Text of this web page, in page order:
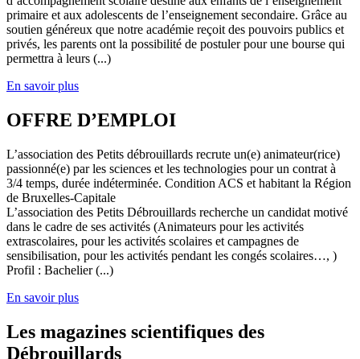
primaire et aux adolescents de l’enseignement secondaire. Grâce au
soutien généreux que notre académie reçoit des pouvoirs publics et
privés, les parents ont la possibilité de postuler pour une bourse qui
permettra à leurs (...)
En savoir plus
OFFRE D’EMPLOI
L’association des Petits débrouillards recrute un(e) animateur(rice)
passionné(e) par les sciences et les technologies pour un contrat à
3/4 temps, durée indéterminée. Condition ACS et habitant la Région
de Bruxelles-Capitale
L’association des Petits Débrouillards recherche un candidat motivé
dans le cadre de ses activités (Animateurs pour les activités
extrascolaires, pour les activités scolaires et campagnes de
sensibilisation, pour les activités pendant les congés scolaires…, )
Profil : Bachelier (...)
En savoir plus
Les magazines scientifiques des
Débrouillards